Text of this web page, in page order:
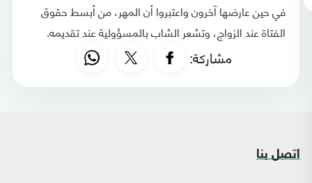
في حين عارضها آخرون واعتبروا أن المهر، من أبسط حقوق
الفتاة عند الزواج، وتشعر الشاب بالمسؤولية عند تقديمه.
مشاركة:
اتصل بنا